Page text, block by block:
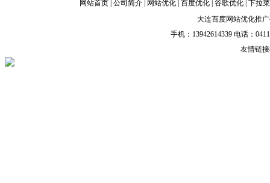
网站首页 |公司简介 网站优化 |百度优化 |谷歌优化 |下拉
大连百度网站优化推
手机：13942614339 电话：
友情链